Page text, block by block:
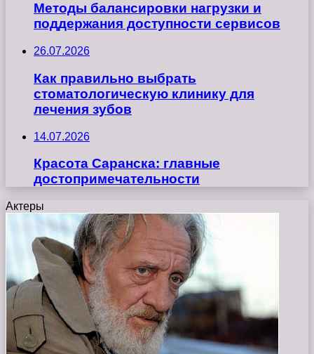
Методы балансировки нагрузки и
поддержания доступности сервисов
26.07.2026
Как правильно выбрать
стоматологическую клинику для
лечения зубов
14.07.2026
Красота Саранска: главные
достопримечательности
Актеры